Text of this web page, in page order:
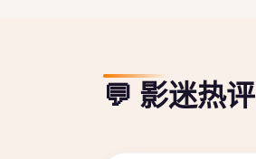
💬 影迷热评